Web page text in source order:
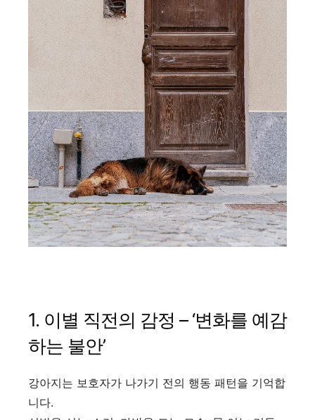
1. 이별 직전의 감정 – ‘변화를 예감
하는 불안’
강아지는 보호자가 나가기 전의 행동 패턴을 기억합
니다.